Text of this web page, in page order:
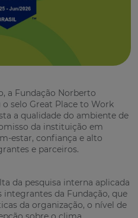
a Fundação Norberto
selo Great Place to Work
a qualidade do ambiente de
da instituição em
estar, confiança e alto
e parceiros.
da pesquisa interna aplicada
da Fundação, que
da organização, o nível de